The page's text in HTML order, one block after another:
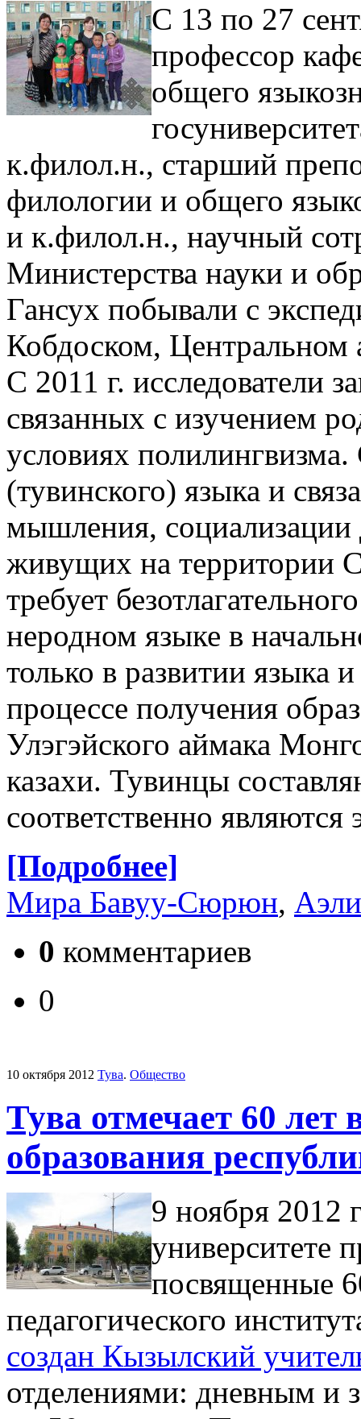
С 13 по 27
профессор
общего
к.филол.н., старший
филологии и общего
и к.филол.н., научный
Министерства науки и
Гансух побывали с
Кобдоском, Центральном
С 2011 г. исследователи
связанных с изучением
условиях
(тувинского) языка и
мышления, социализации
живущих на территории
требует
неродном языке в
только в развитии
процессе получения
Улэгэйского аймака
казахи. Тувинцы
соответственно
[Подробнее]
Мира Бавуу-Сюрюн,
0 комментариев
0
10 октября 2012 Тува. Общество
Тува отмечает 60 лет
образования
9 ноября 2012
университете
посвященные
педагогического
создан Кызылский
отделениями: дневным и